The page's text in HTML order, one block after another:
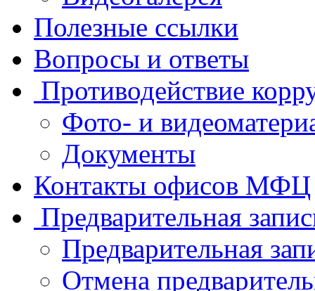
Полезные ссылки
Вопросы и ответы
Противодействие
Фото- и
Документы
Контакты офисов МФЦ
Предварительная
Предварительная
Отмена